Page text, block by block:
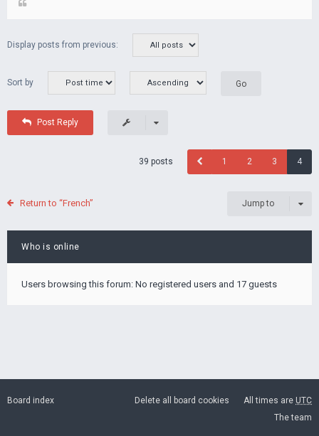
Display posts from previous:
Sort by
Post Reply
39 posts 1 2 3 4
Return to “French” Jump to
Who is online
Users browsing this forum: No registered users and 17 guests
Board index All times are UTC
Delete all board cookies
The team